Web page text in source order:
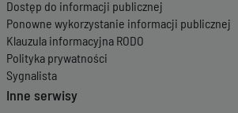
Dostęp do informacji publicznej
Ponowne wykorzystanie informacji publicznej
Klauzula informacyjna RODO
Polityka prywatności
Sygnalista
Inne serwisy